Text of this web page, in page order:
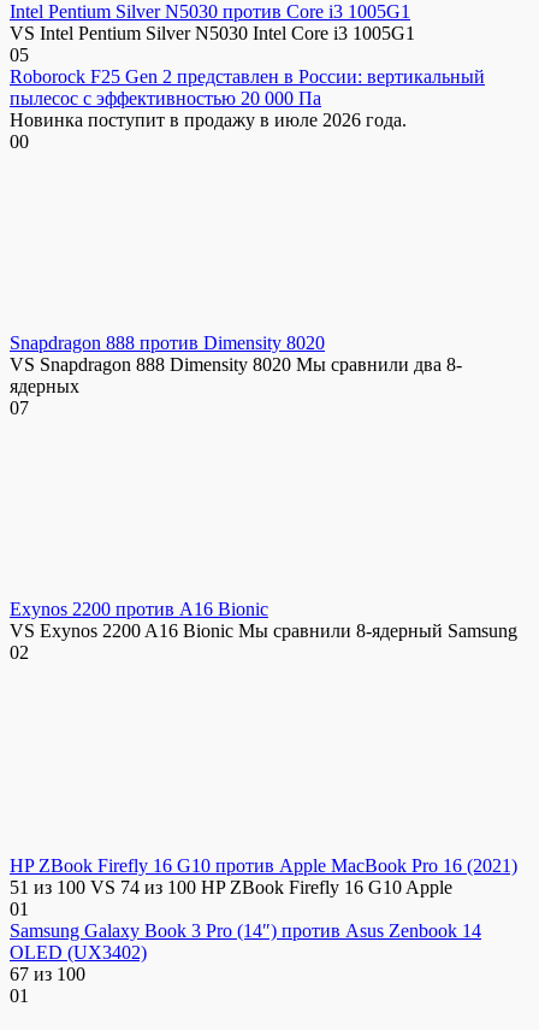
Intel Pentium Silver N5030 против Core i3 1005G1
VS Intel Pentium Silver N5030 Intel Core i3 1005G1
05
Roborock F25 Gen 2 представлен в России: вертикальный
пылесос с эффективностью 20 000 Па
Новинка поступит в продажу в июле 2026 года.
00
Snapdragon 888 против Dimensity 8020
VS Snapdragon 888 Dimensity 8020 Мы сравнили два 8-
ядерных
07
Exynos 2200 против A16 Bionic
VS Exynos 2200 A16 Bionic Мы сравнили 8-ядерный Samsung
02
HP ZBook Firefly 16 G10 против Apple MacBook Pro 16 (2021)
51 из 100 VS 74 из 100 HP ZBook Firefly 16 G10 Apple
01
Samsung Galaxy Book 3 Pro (14″) против Asus Zenbook 14
OLED (UX3402)
67 из 100
01